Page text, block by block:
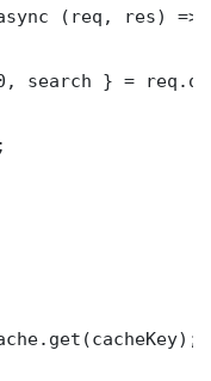
(req, res) =>
search } =